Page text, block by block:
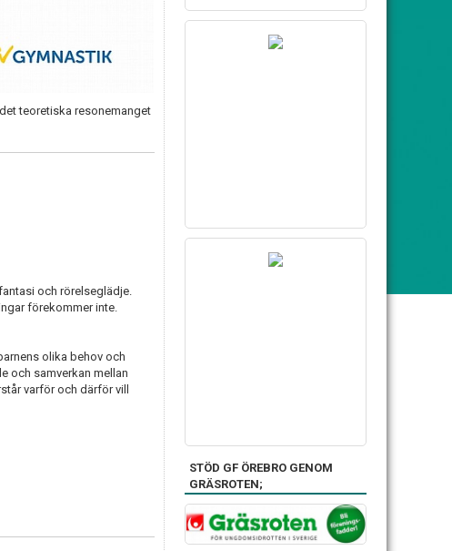
teoretiska resonemanget
och rörelseglädje.
förekommer inte.
olika behov och
och samverkan mellan
varför och därför vill
STÖD GF ÖREBRO GENOM
GRÄSROTEN;